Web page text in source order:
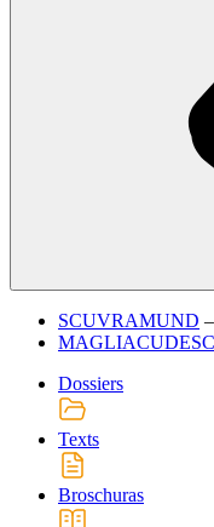
SCUVRAMUND
Dossiers
Texts
Broschuras